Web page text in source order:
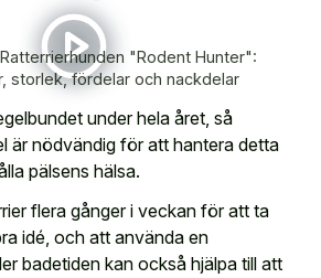
Ratterrierhunden "Rodent Hunter":
storlek, fördelar och nackdelar
under hela året, så
är nödvändig för att hantera detta
pälsens hälsa.
flera gånger i veckan för att ta
idé, och att använda en
badetiden kan också hjälpa till att